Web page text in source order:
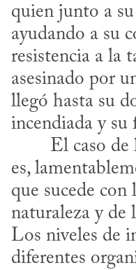
quien junto a
ayudando a su
resistencia a la
asesinado por
llegó hasta su
incendiada y su
es,
que sucede con
naturaleza y de
Los niveles de
diferentes